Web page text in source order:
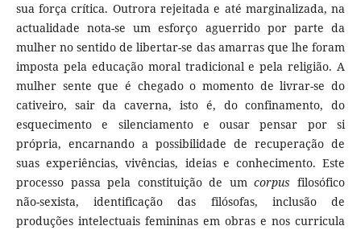
sua força crítica. Outrora rejeitada e até marginalizada, na
actualidade nota-se um esforço aguerrido por parte da
mulher no sentido de libertar-se das amarras que lhe foram
imposta pela educação moral tradicional e pela religião. A
mulher sente que é chegado o momento de livrar-se do
cativeiro, sair da caverna, isto é, do confinamento, do
esquecimento e silenciamento e ousar pensar por si
própria, encarnando a possibilidade de recuperação de
suas experiências, vivências, ideias e conhecimento. Este
processo passa pela constituição de umcorpusfilosófico
não-sexista, identificação das filósofas, inclusão de
produções intelectuais femininas em obras e nos curricula